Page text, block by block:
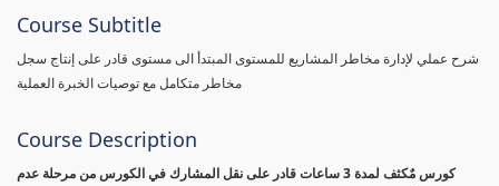
Course Subtitle
شرح عملي لإدارة مخاطر المشاريع للمستوى المبتدأ الى مستوى قادر على إنتاج سجل
مخاطر متكامل مع توصيات الخبرة العملية
Course Description
كورس مٌكثف لمدة 3 ساعات قادر على نقل المشارك في الكورس من مرحلة عدم